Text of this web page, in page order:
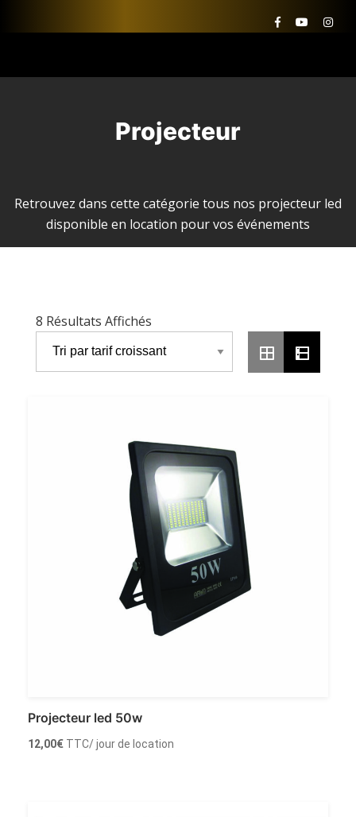
Projecteur
Retrouvez dans cette catégorie tous nos projecteur led
disponible en location pour vos événements
8 Résultats Affichés
Projecteur led 50w
12,00€ TTC/ jour de location